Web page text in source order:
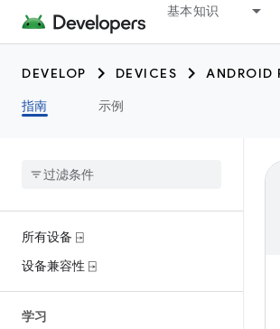
基本知识
DEVELOP DEVICES
ANDROID
指南
示例
所有设备 ⍈
设备兼容性 ⍈
学习